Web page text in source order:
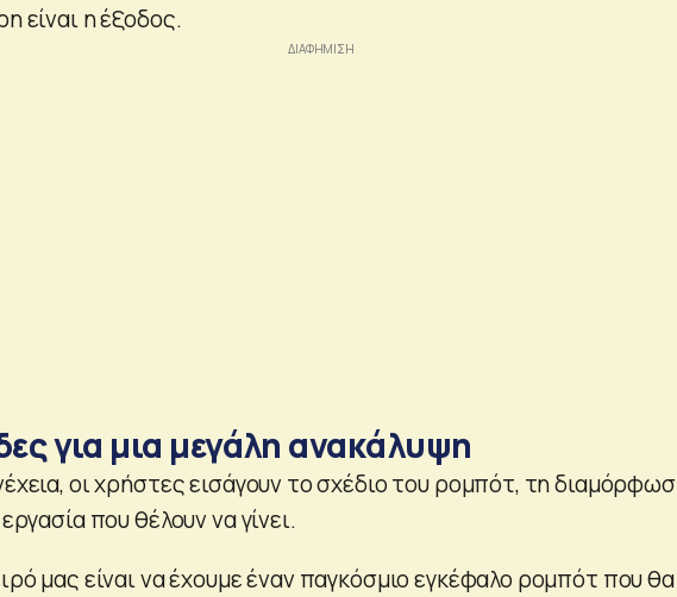
είναι η έξοδος.
για μια μεγάλη ανακάλυψη
οι χρήστες εισάγουν το σχέδιο του ρομπότ, τη
που θέλουν να γίνει.
μας είναι να έχουμε έναν παγκόσμιο εγκέφαλο ρομπότ που θα